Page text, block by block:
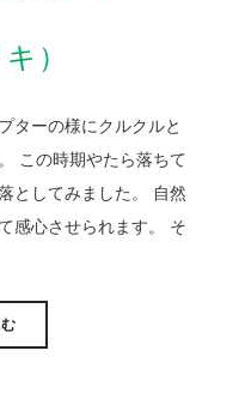
）
ターの様にクルクルと
この時期やたら落ちて
としてみました。 自然
感心させられます。 そ